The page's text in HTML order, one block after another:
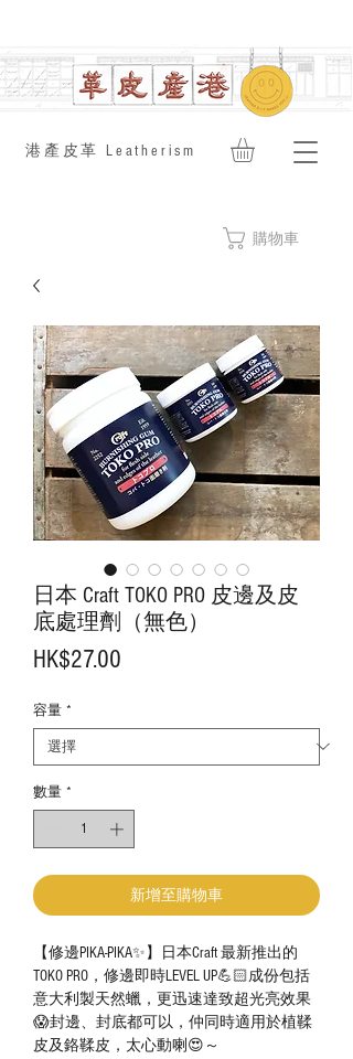
​港產皮革 Leatherism
購物車
日本 Craft TOKO PRO 皮邊及皮
底處理劑（無色）
HK$27.00
容量 *
數量 *
新增至購物車
【修邊PIKA-PIKA✨】日本Craft 最新推出的
TOKO PRO，修邊即時LEVEL UP💪🏻成份包括
意大利製天然蠟，更迅速達致超光亮效果
😱封邊、封底都可以，仲同時適用於植鞣
皮及鉻鞣皮，太心動喇😍～